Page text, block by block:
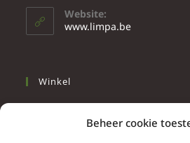
Beheer cookie
Website:
www.limpa.be
Winkel